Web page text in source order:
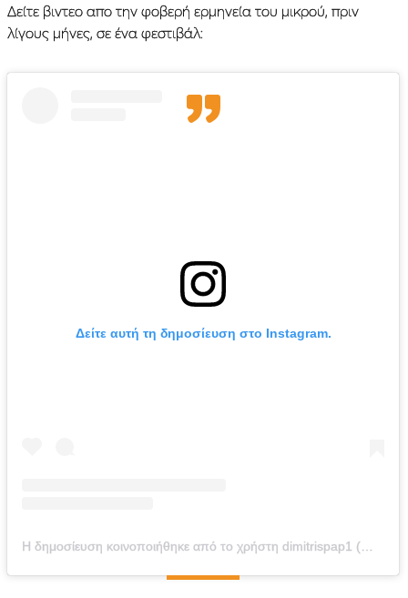
Δείτε βιντεο απο την φοβερή ερμηνεία του μικρού, πριν
λίγους μήνες, σε ένα φεστιβάλ:
Δείτε αυτή τη δημοσίευση στο Instagram.